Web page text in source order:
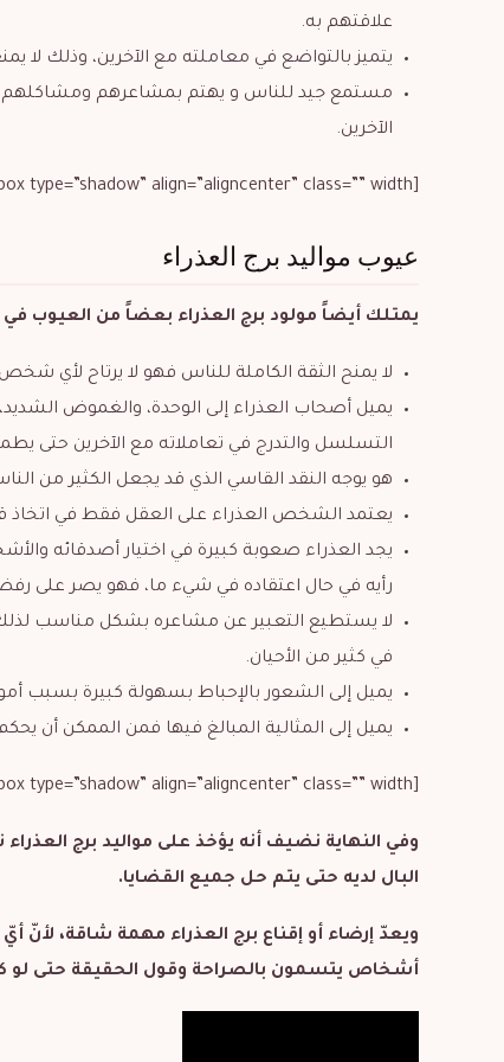
علاقتهم به.
يتميز بالتواضع في معاملته مع الآخرين، وذلك لا
مستمع جيد للناس و يهتم بمشاعرهم ومشاكلهم
الآخرين.
[box type=”shadow” align=”aligncenter” class=”” width=””]
عيوب مواليد برج العذراء
يمتلك أيضاً مولود برج العذراء بعضاً من العيوب
لا يمنح الثقة الكاملة للناس فهو لا يرتاح لأي
يميل أصحاب العذراء إلى الوحدة، والغموض
التسلسل والتدرج في تعاملاته مع الآخرين حتى
هو يوجه النقد القاسي الذي قد يجعل الكثير من
يعتمد الشخص العذراء على العقل فقط في اتخاذ
يجد العذراء صعوبة كبيرة في اختيار أصدقائه
رأيه في حال اعتقاده في شيء ما، فهو يصر على
لا يستطيع التعبير عن مشاعره بشكل مناسب
في كثير من الأحيان.
يميل إلى الشعور بالإحباط بسهولة كبيرة بسبب
يميل إلى المثالية المبالغ فيها فمن الممكن أن
[box type=”shadow” align=”aligncenter” class=”” width=””]
وفي النهاية نضيف أنه يؤخذ على مواليد برج
البال لديه حتى يتم حل جميع القضايا.
ويعدّ إرضاء أو إقناع برج العذراء مهمة شاقة، لأنّ
أشخاص يتسمون بالصراحة وقول الحقيقة حتى لو